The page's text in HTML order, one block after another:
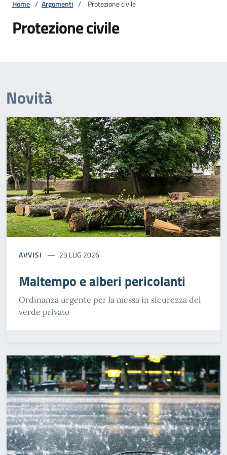
Home / Argomenti / Protezione civile
Protezione civile
Novità
AVVISI 23 LUG 2026
Maltempo e alberi pericolanti
Ordinanza urgente per la messa in sicurezza del
verde privato